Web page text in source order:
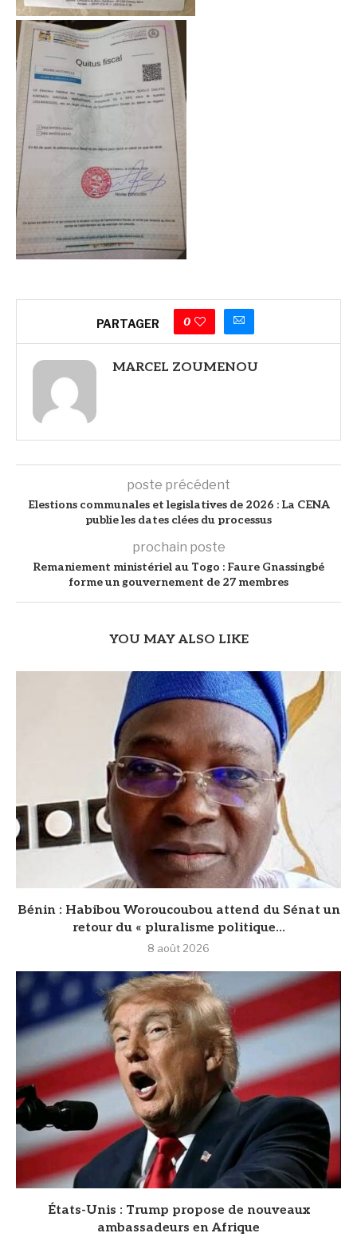
PARTAGER 0
MARCEL ZOUMENOU
poste précédent
Elestions communales et legislatives de 2026 : La CENA
publie les dates clées du processus
prochain poste
Remaniement ministériel au Togo : Faure Gnassingbé
forme un gouvernement de 27 membres
YOU MAY ALSO LIKE
Bénin : Habibou Woroucoubou attend du Sénat un
retour du « pluralisme politique...
8 août 2026
États-Unis : Trump propose de nouveaux
ambassadeurs en Afrique